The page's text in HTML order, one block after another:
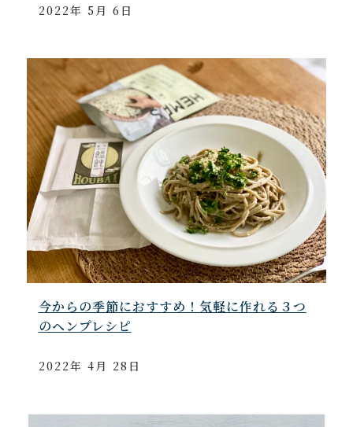
2022年 5月 6日
今からの季節におすすめ！気軽に作れる３つ
のヘンプレシピ
2022年 4月 28日